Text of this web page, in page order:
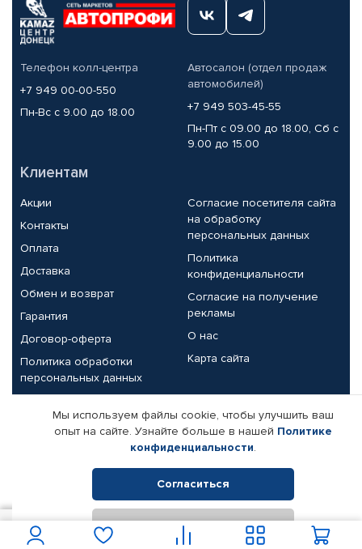
Телефон колл-центра
+7 949 00-00-550
Пн-Вс с 9.00 до 18.00
Автосалон (отдел продаж
автомобилей)
+7 949 503-45-55
Пн-Пт с 09.00 до 18.00, Сб с
9.00 до 15.00
Клиентам
Акции
Контакты
Оплата
Доставка
Обмен и возврат
Гарантия
Договор-оферта
Политика обработки
персональных данных
Согласие посетителя сайта
на обработку
персональных данных
Политика
конфиденциальности
Согласие на получение
рекламы
О нас
Карта сайта
Партнерам
Корпоративным клиентам
Поставщикам
Реквизиты компании
© КАМАЗ ЦЕНТР ДОНЕЦК, 2015-2026. Все права защищены.
Интернет-магазин автомобильных товаров Автопрофи.
Мы используем файлы cookie, чтобы улучшить ваш
опыт на сайте. Узнайте больше в нашей Политике
конфиденциальности.
Согласиться
Отклонить
В корзину